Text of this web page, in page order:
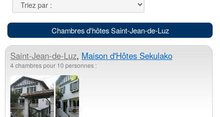
Chambres d'hôtes Saint-Jean-de-Luz
Saint-Jean-de-Luz, Maison d'Hôtes Sekulako
4 chambres pour 10 personnes :